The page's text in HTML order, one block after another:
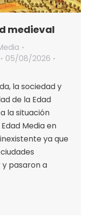
medieval
05/08/2026
la sociedad y
de la Edad
la situación
Media en
ya que
pasaron a